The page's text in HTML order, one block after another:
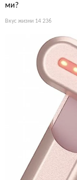
ми?
Вкус жизни 14 236